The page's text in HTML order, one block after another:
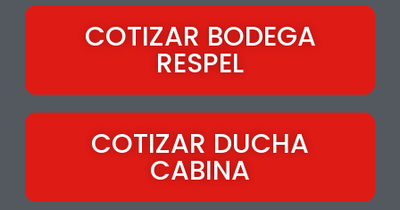
COTIZAR BODEGA
RESPEL
COTIZAR DUCHA
CABINA